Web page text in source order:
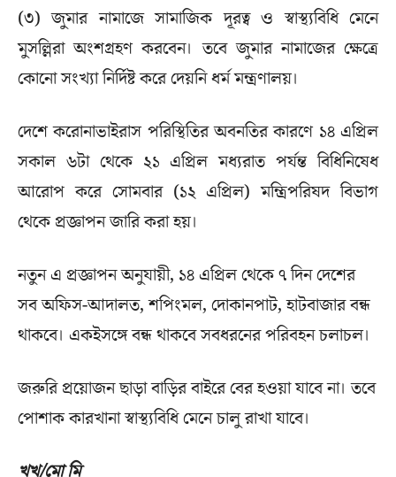
(৩) জুমার নামাজে সামাজিক দূরত্ব ও স্বাস্থ্যবিধি মেনে
মুসল্লিরা অংশগ্রহণ করবেন। তবে জুমার নামাজের ক্ষেত্রে
কোনো সংখ্যা নির্দিষ্ট করে দেয়নি ধর্ম মন্ত্রণালয়।
দেশে করোনাভাইরাস পরিস্থিতির অবনতির কারণে ১৪ এপ্রিল
সকাল ৬টা থেকে ২১ এপ্রিল মধ্যরাত পর্যন্ত বিধিনিষেধ
আরোপ করে সোমবার (১২ এপ্রিল) মন্ত্রিপরিষদ বিভাগ
থেকে প্রজ্ঞাপন জারি করা হয়।
নতুন এ প্রজ্ঞাপন অনুযায়ী, ১৪ এপ্রিল থেকে ৭ দিন দেশের
সব অফিস-আদালত, শপিংমল, দোকানপাট, হাটবাজার বন্ধ
থাকবে। একইসঙ্গে বন্ধ থাকবে সবধরনের পরিবহন চলাচল।
জরুরি প্রয়োজন ছাড়া বাড়ির বাইরে বের হওয়া যাবে না। তবে
পোশাক কারখানা স্বাস্থ্যবিধি মেনে চালু রাখা যাবে।
খখ/মো মি